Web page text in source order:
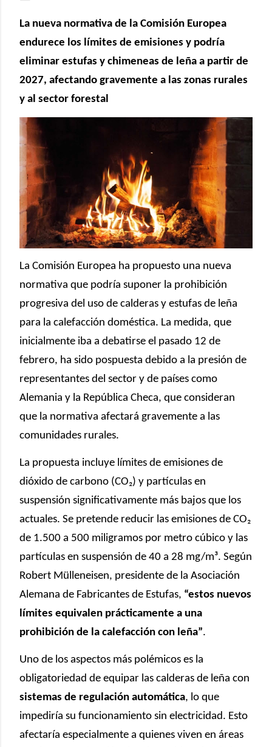
La nueva normativa de la Comisión Europea
endurece los límites de emisiones y podría
eliminar estufas y chimeneas de leña a partir de
2027, afectando gravemente a las zonas rurales
y al sector forestal
La Comisión Europea ha propuesto una nueva
normativa que podría suponer la prohibición
progresiva del uso de calderas y estufas de leña
para la calefacción doméstica. La medida, que
inicialmente iba a debatirse el pasado 12 de
febrero, ha sido pospuesta debido a la presión de
representantes del sector y de países como
Alemania y la República Checa, que consideran
que la normativa afectará gravemente a las
comunidades rurales.
La propuesta incluye límites de emisiones de
dióxido de carbono (CO₂) y partículas en
suspensión significativamente más bajos que los
actuales. Se pretende reducir las emisiones de CO₂
de 1.500 a 500 miligramos por metro cúbico y las
partículas en suspensión de 40 a 28 mg/m³. Según
Robert Mülleneisen, presidente de la Asociación
Alemana de Fabricantes de Estufas, “estos nuevos
límites equivalen prácticamente a una
prohibición de la calefacción con leña”.
Uno de los aspectos más polémicos es la
obligatoriedad de equipar las calderas de leña con
sistemas de regulación automática, lo que
impediría su funcionamiento sin electricidad. Esto
afectaría especialmente a quienes viven en áreas